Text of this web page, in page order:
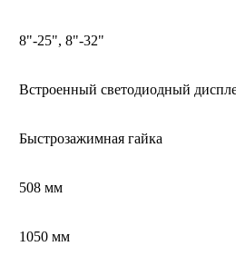
8"-25", 8"-32"
Встроенный светодиодный
Быстрозажимная гайка
508 мм
1050 мм